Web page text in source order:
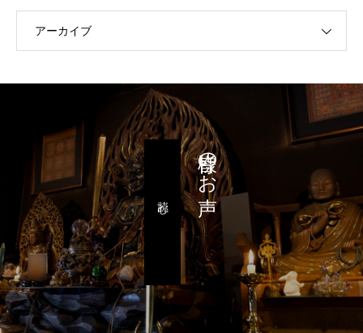
アーカイブ
皆様のお声
読む